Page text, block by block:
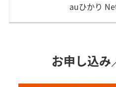
auひかり
お申し込み